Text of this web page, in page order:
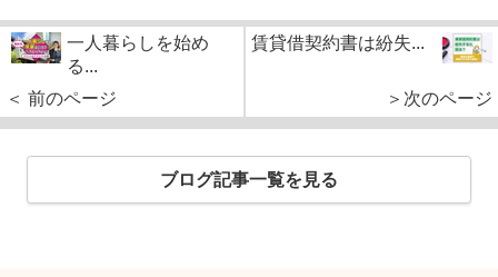
一人暮らしを始め
る...
＜ 前のページ
賃貸借契約書は紛失...
＞次のページ
ブログ記事一覧を見る